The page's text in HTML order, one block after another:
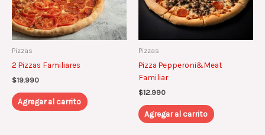
Pizzas
2 Pizzas Familiares
$19.990
Agregar al carrito
Pizzas
Pizza Pepperoni&Meat
Familiar
$12.990
Agregar al carrito